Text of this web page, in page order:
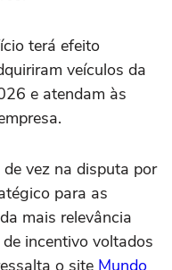
terá efeito
veículos da
e atendam às
vez na disputa por
para as
mais relevância
incentivo voltados
o site Mundo